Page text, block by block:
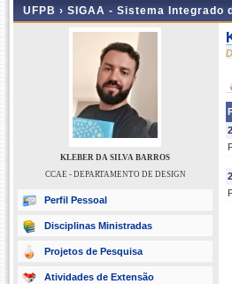
UFPB › SIGAA - Sistema Integrado
KLEBER DA SILVA BARROS
CCAE - DEPARTAMENTO DE DESIGN
Perfil Pessoal
Disciplinas Ministradas
Projetos de Pesquisa
Atividades de Extensão